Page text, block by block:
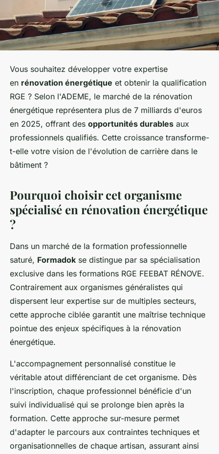
Vous souhaitez développer votre expertise
en rénovation énergétique et obtenir la qualification
RGE ? Selon l'ADEME, le marché de la rénovation
énergétique représentera plus de 7 milliards d'euros
en 2025, offrant des opportunités durables aux
professionnels qualifiés. Cette croissance transforme-
t-elle votre vision de l'évolution de carrière dans le
bâtiment ?
Pourquoi choisir cet organisme
spécialisé en rénovation énergétique
?
Dans un marché de la formation professionnelle
saturé, Formadok se distingue par sa spécialisation
exclusive dans les formations RGE FEEBAT RÉNOVE.
Contrairement aux organismes généralistes qui
dispersent leur expertise sur de multiples secteurs,
cette approche ciblée garantit une maîtrise technique
pointue des enjeux spécifiques à la rénovation
énergétique.
L'accompagnement personnalisé constitue le
véritable atout différenciant de cet organisme. Dès
l'inscription, chaque professionnel bénéficie d'un
suivi individualisé qui se prolonge bien après la
formation. Cette approche sur-mesure permet
d'adapter le parcours aux contraintes techniques et
organisationnelles de chaque artisan, assurant ainsi